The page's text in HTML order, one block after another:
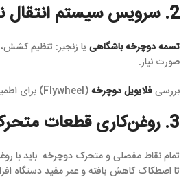
2. سرویس سیستم انتقال نیرو
تسمه دوچرخه باشگاهی یا زنجیر: تنظیم
صورت نیاز.
بررسیفلایویل دوچرخه(Flywheel) برای اطمینان از روان بودن حرکت.
3. روغن‌کاری قطعات متحرک
تمام نقاط مفصلی و متحرک دوچرخه باید با
تا اصطکاک کاهش یافته و عمر مفید دستگاه